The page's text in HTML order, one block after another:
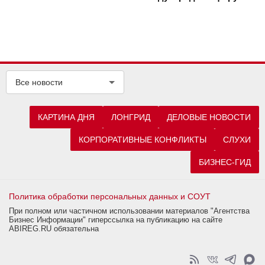
Все новости
КАРТИНА ДНЯ ЛОНГРИД ДЕЛОВЫЕ НОВОСТИ
КОРПОРАТИВНЫЕ КОНФЛИКТЫ СЛУХИ
БИЗНЕС-ГИД
Политика обработки персональных данных и СОУТ
При полном или частичном использовании материалов "Агентства
Бизнес Информации" гиперссылка на публикацию на сайте
ABIREG.RU обязательна